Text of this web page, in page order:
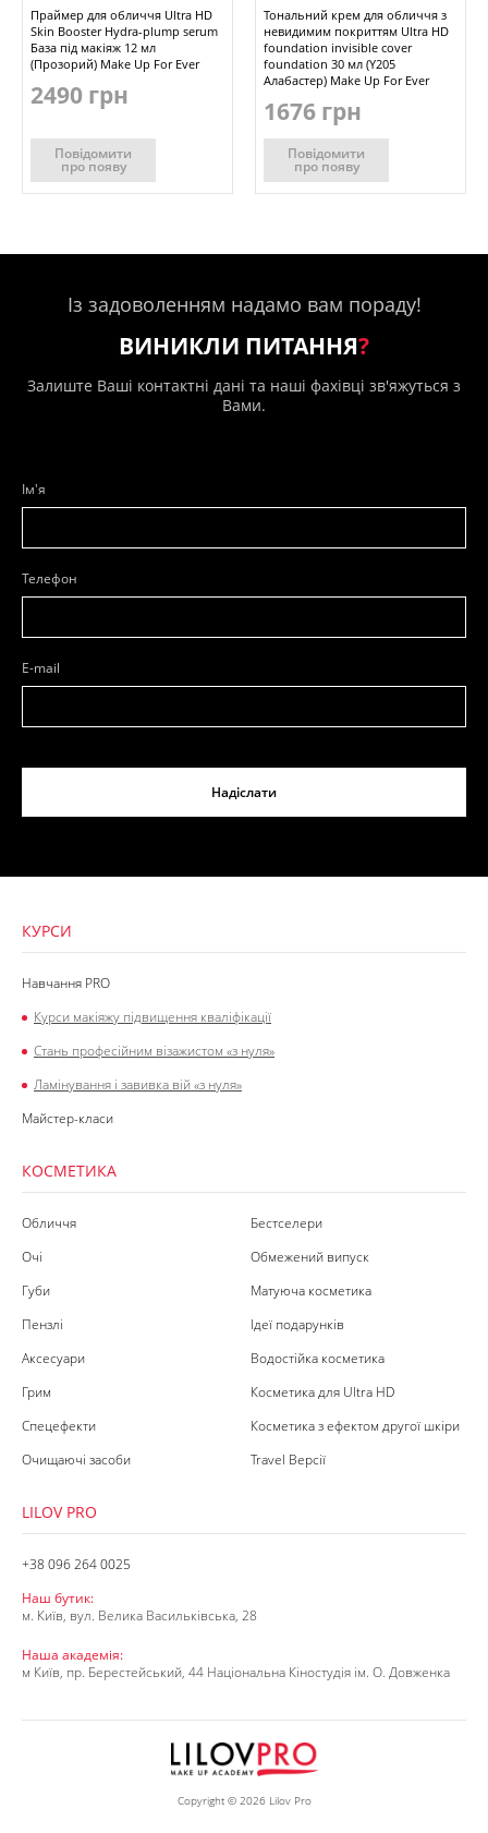
Праймер для обличчя Ultra HD
Skin Booster Hydra-plump serum
База під макіяж 12 мл
(Прозорий) Make Up For Ever
2490 грн
Повідомити
про появу
Тональний крем для обличчя з
невидимим покриттям Ultra HD
foundation invisible cover
foundation 30 мл (Y205
Алабастер) Make Up For Ever
1676 грн
Повідомити
про появу
Із задоволенням надамо вам пораду!
ВИНИКЛИ ПИТАННЯ?
Залиште Ваші контактні дані та наші фахівці зв'яжуться з
Вами.
Ім'я
Телефон
E-mail
Надіслати
КУРСИ
Навчання PRO
Курси макіяжу підвищення кваліфікації
Стань професійним візажистом «з нуля»
Ламінування і завивка вій «з нуля»
Майстер-класи
КОСМЕТИКА
Обличчя
Очі
Губи
Пензлі
Аксесуари
Грим
Спецефекти
Очищаючі засоби
Бестселери
Обмежений випуск
Матуюча косметика
Ідеї подарунків
Водостійка косметика
Косметика для Ultra HD
Косметика з ефектом другої шкіри
Travel Версії
LILOV PRO
+38 096 264 0025
Наш бутик:
м. Київ, вул. Велика Васильківська, 28
Наша академія:
м Київ, пр. Берестейський, 44 Національна Кіностудія ім. О. Довженка
Copyright © 2026 Lilov Pro